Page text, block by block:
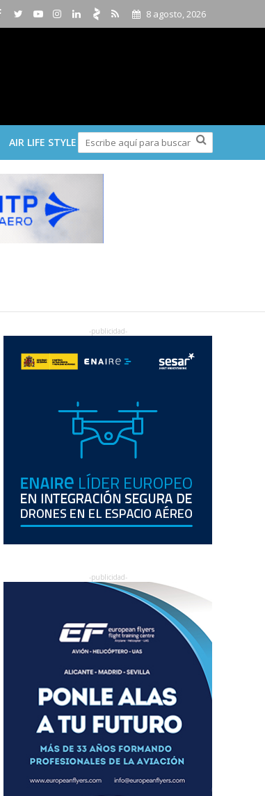
8 agosto, 2026
AIR LIFE STYLE